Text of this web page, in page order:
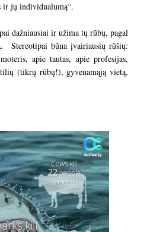
ir jų individualumą“.
dažniausiai ir užima tų rūbų, pagal
Stereotipai būna įvairiausių rūšių:
apie tautas, apie profesijas,
(tikrų rūbų!), gyvenamąją vietą,